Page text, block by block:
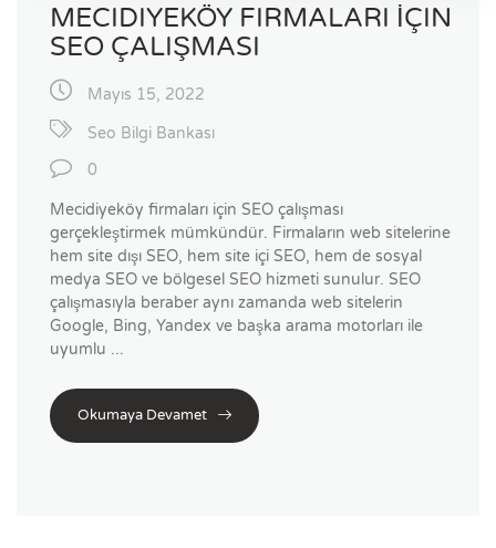
MECIDIYEKÖY FIRMALARI İÇIN
SEO ÇALIŞMASI
Mayıs 15, 2022
Seo Bilgi Bankası
0
Mecidiyeköy firmaları için SEO çalışması
gerçekleştirmek mümkündür. Firmaların web sitelerine
hem site dışı SEO, hem site içi SEO, hem de sosyal
medya SEO ve bölgesel SEO hizmeti sunulur. SEO
çalışmasıyla beraber aynı zamanda web sitelerin
Google, Bing, Yandex ve başka arama motorları ile
uyumlu ...
Okumaya Devamet